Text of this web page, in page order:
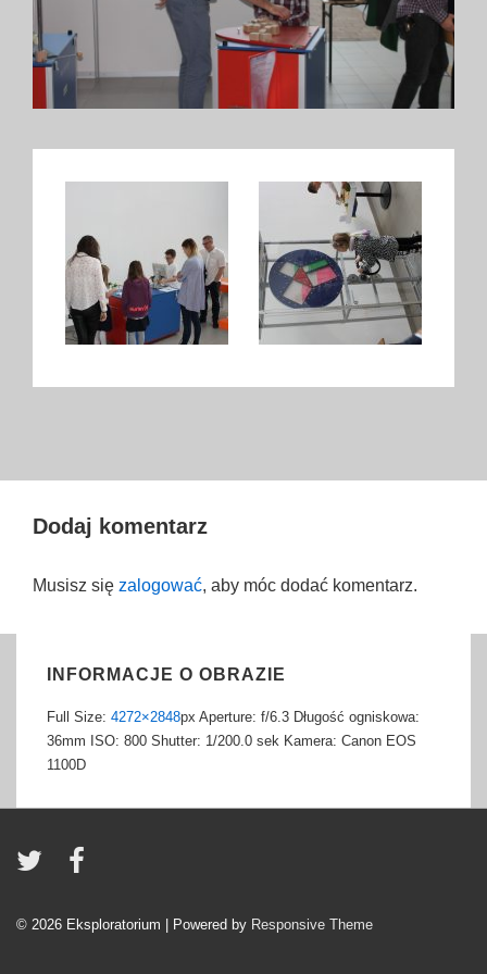
Dodaj komentarz
Musisz się zalogować, aby móc dodać komentarz.
INFORMACJE O OBRAZIE
Full Size: 4272×2848px Aperture: f/6.3 Długość ogniskowa:
36mm ISO: 800 Shutter: 1/200.0 sek Kamera: Canon EOS
1100D
© 2026 Eksploratorium | Powered by Responsive Theme